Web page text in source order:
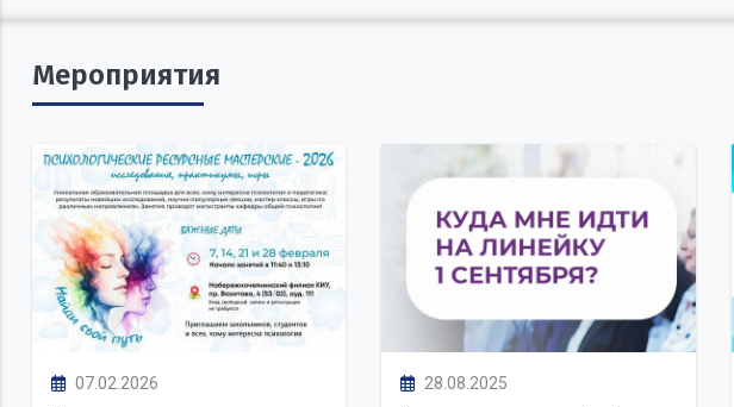
Мероприятия
07.02.2026
28.08.2025